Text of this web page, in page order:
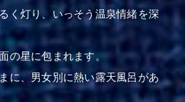
く灯り、いっそう温泉情緒を深
の星に包まれます。
に、男女別に熱い露天風呂があ